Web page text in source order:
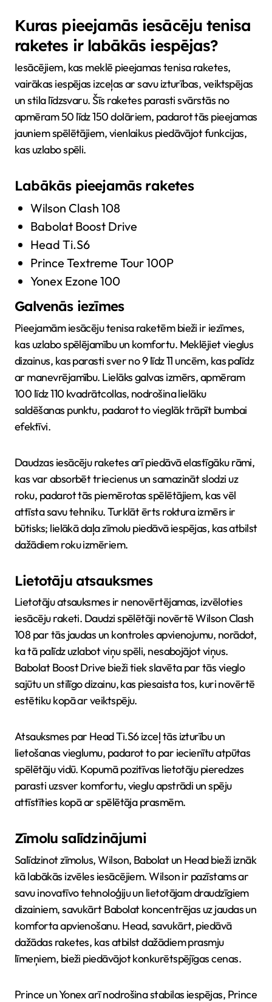
Kuras pieejamās iesācēju tenisa
raketes ir labākās iespējas?
Iesācējiem, kas meklē pieejamas tenisa raketes,
vairākas iespējas izceļas ar savu izturības, veiktspējas
un stila līdzsvaru. Šīs raketes parasti svārstās no
apmēram 50 līdz 150 dolāriem, padarot tās pieejamas
jauniem spēlētājiem, vienlaikus piedāvājot funkcijas,
kas uzlabo spēli.
Labākās pieejamās raketes
Wilson Clash 108
Babolat Boost Drive
Head Ti.S6
Prince Textreme Tour 100P
Yonex Ezone 100
Galvenās iezīmes
Pieejamām iesācēju tenisa raketēm bieži ir iezīmes,
kas uzlabo spēlējamību un komfortu. Meklējiet vieglus
dizainus, kas parasti sver no 9 līdz 11 uncēm, kas palīdz
ar manevrējamību. Lielāks galvas izmērs, apmēram
100 līdz 110 kvadrātcollas, nodrošina lielāku
saldēšanas punktu, padarot to vieglāk trāpīt bumbai
efektīvi.
Daudzas iesācēju raketes arī piedāvā elastīgāku rāmi,
kas var absorbēt triecienus un samazināt slodzi uz
roku, padarot tās piemērotas spēlētājiem, kas vēl
attīsta savu tehniku. Turklāt ērts roktura izmērs ir
būtisks; lielākā daļa zīmolu piedāvā iespējas, kas atbilst
dažādiem roku izmēriem.
Lietotāju atsauksmes
Lietotāju atsauksmes ir nenovērtējamas, izvēloties
iesācēju raketi. Daudzi spēlētāji novērtē Wilson Clash
108 par tās jaudas un kontroles apvienojumu, norādot,
ka tā palīdz uzlabot viņu spēli, nesabojājot viņus.
Babolat Boost Drive bieži tiek slavēta par tās vieglo
sajūtu un stilīgo dizainu, kas piesaista tos, kuri novērtē
estētiku kopā ar veiktspēju.
Atsauksmes par Head Ti.S6 izceļ tās izturību un
lietošanas vieglumu, padarot to par iecienītu atpūtas
spēlētāju vidū. Kopumā pozitīvas lietotāju pieredzes
parasti uzsver komfortu, vieglu apstrādi un spēju
attīstīties kopā ar spēlētāja prasmēm.
Zīmolu salīdzinājumi
Salīdzinot zīmolus, Wilson, Babolat un Head bieži iznāk
kā labākās izvēles iesācējiem. Wilson ir pazīstams ar
savu inovatīvo tehnoloģiju un lietotājam draudzīgiem
dizainiem, savukārt Babolat koncentrējas uz jaudas un
komforta apvienošanu. Head, savukārt, piedāvā
dažādas raketes, kas atbilst dažādiem prasmju
līmeņiem, bieži piedāvājot konkurētspējīgas cenas.
Prince un Yonex arī nodrošina stabilas iespējas, Prince